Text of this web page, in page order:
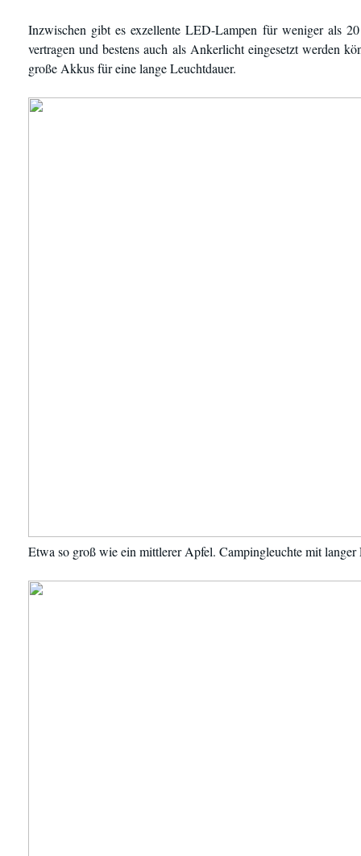
Inzwischen gibt es exzellente LED-Lampen für weniger als
vertragen und bestens auch als Ankerlicht eingesetzt werden
große Akkus für eine lange Leuchtdauer.
Etwa so groß wie ein mittlerer Apfel. Campingleuchte mit langer